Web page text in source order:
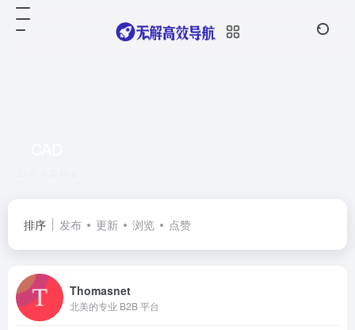
排序 发布 更新 浏览 点赞
Thomasnet
北美的专业 B2B 平台